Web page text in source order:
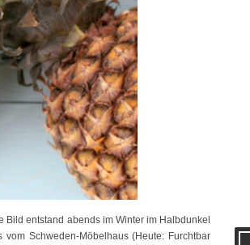
Bild entstand abends im Winter im Halbdunkel
Schweden-Möbelhaus (Heute: Furchtbar